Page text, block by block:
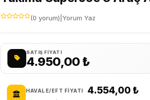
(0 yorum) Yorum Yaz
SATIŞ FIYATI
4.950,00 ₺
HAVALE/EFT FIYATI 4.554,00 ₺